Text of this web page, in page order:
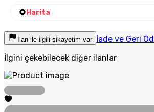
Harita
İlan ile ilgili şikayetim var İade ve Geri
İlgini çekebilecek diğer ilanlar